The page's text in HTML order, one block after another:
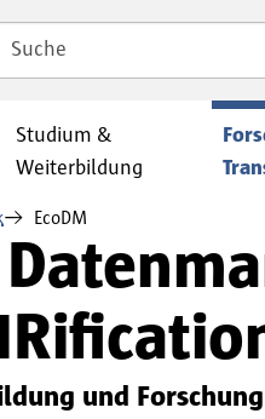
Studium &
Weiterbildung
EcoDM
und